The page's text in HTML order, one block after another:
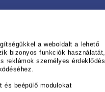
a weboldalt a lehető
bizonyos funkciók használatát,
reklámok személyes érdeklődés
és beépülő modulokat